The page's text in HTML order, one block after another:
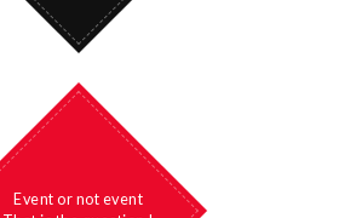
Event or not event